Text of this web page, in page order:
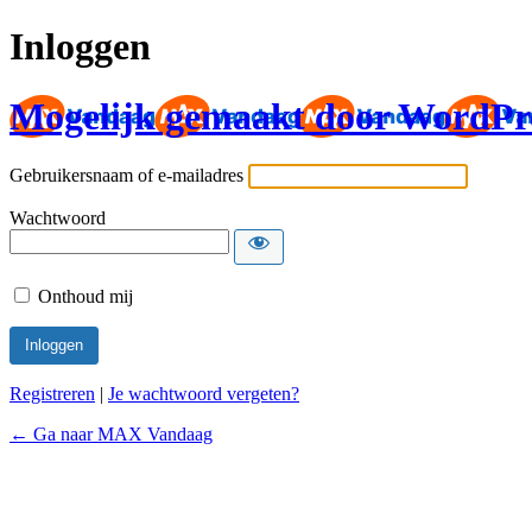
Inloggen
Mogelijk gemaakt door
Gebruikersnaam of e-mailadres
Wachtwoord
Onthoud mij
Registreren | Je wachtwoord vergeten?
← Ga naar MAX Vandaag